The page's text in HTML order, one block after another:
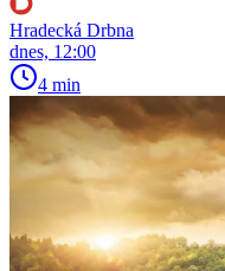
Hradecká Drbna
dnes, 12:00
4 min